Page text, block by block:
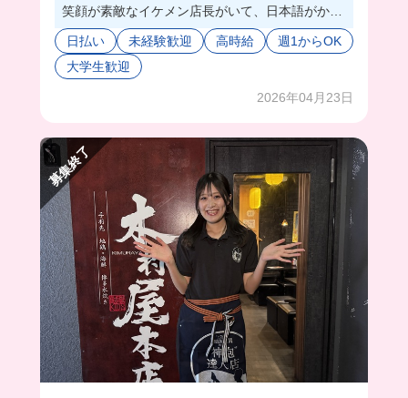
笑顔が素敵なイケメン店長がいて、日本語がかわ
いい社員さんもいて、わいわい賑やかなお店だっ
たよ☺️💞
仕事はそんなに難しくなくって、2人が優しく教
まかないは好きなの作ってくれるから、何食べて
ネイル手当てもあるからオシャレも楽しめちゃう
ね👀💖
日払い 未経験歓迎 高時給
週1からOK
大学生歓迎
2026年04月23日
募集終了